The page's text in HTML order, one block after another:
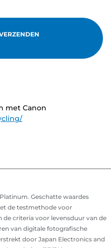
met Canon
Geschatte waardes
de testmethode voor
criteria voor levensduur van de
van digitale fotografische
door Japan Electronics and